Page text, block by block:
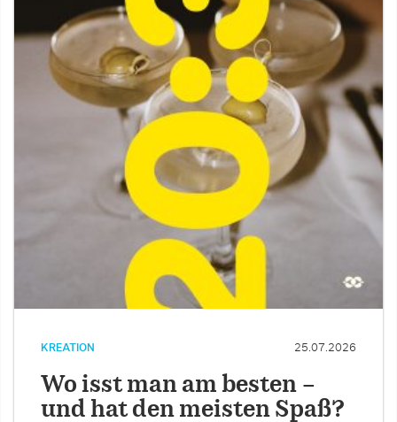
KREATION 25.07.2026
Wo isst man am besten –
und hat den meisten Spaß?